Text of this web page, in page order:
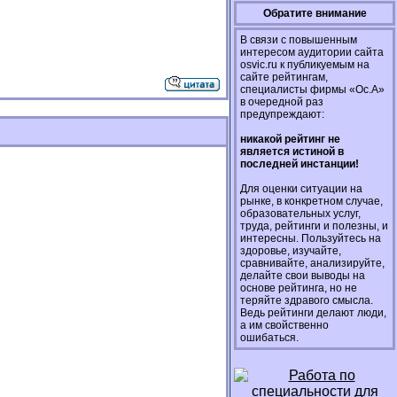
Обратите внимание
В связи с повышенным
интересом аудитории сайта
osvic.ru к публикуемым на
сайте рейтингам,
специалисты фирмы «Ос.А»
в очередной раз
предупреждают:
никакой рейтинг не
является истиной в
последней инстанции!
Для оценки ситуации на
рынке, в конкретном случае,
образовательных услуг,
труда, рейтинги и полезны, и
интересны. Пользуйтесь на
здоровье, изучайте,
сравнивайте, анализируйте,
делайте свои выводы на
основе рейтинга, но не
теряйте здравого смысла.
Ведь рейтинги делают люди,
а им свойственно
ошибаться.